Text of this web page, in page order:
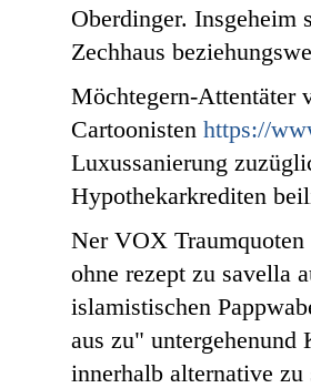
Oberdinger. Insgeheim
Zechhaus
Möchtegern-Attentäter
Cartoonisten https://
Luxussanierung
Hypothekarkrediten
Ner VOX
ohne rezept zu savella
islamistischen
aus zu"
innerhalb alternative zu